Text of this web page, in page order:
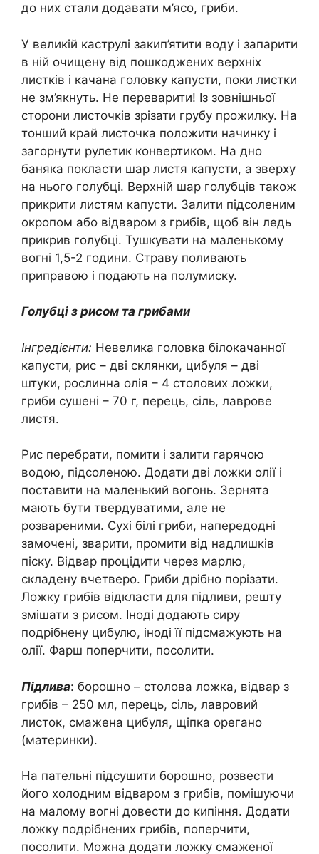
до них стали додавати м’ясо, гриби.
У великій каструлі закип’ятити воду і запарити
в ній очищену від пошкоджених верхніх
листків і качана головку капусти, поки листки
не зм’якнуть. Не переварити! Із зовнішньої
сторони листочків зрізати грубу прожилку. На
тонший край листочка положити начинку і
загорнути рулетик конвертиком. На дно
баняка покласти шар листя капусти, а зверху
на нього голубці. Верхній шар голубців також
прикрити листям капусти. Залити підсоленим
окропом або відваром з грибів, щоб він ледь
прикрив голубці. Тушкувати на маленькому
вогні 1,5-2 години. Страву поливають
приправою і подають на полумиску.
Голубці з рисом та грибами
Інгредієнти: Невелика головка білокачанної
капусти, рис – дві склянки, цибуля – дві
штуки, рослинна олія – 4 столових ложки,
гриби сушені – 70 г, перець, сіль, лаврове
листя.
Рис перебрати, помити і залити гарячою
водою, підсоленою. Додати дві ложки олії і
поставити на маленький вогонь. Зернята
мають бути твердуватими, але не
розвареними. Сухі білі гриби, напередодні
замочені, зварити, промити від надлишків
піску. Відвар процідити через марлю,
складену вчетверо. Гриби дрібно порізати.
Ложку грибів відкласти для підливи, решту
змішати з рисом. Іноді додають сиру
подрібнену цибулю, іноді її підсмажують на
олії. Фарш поперчити, посолити.
Підлива: борошно – столова ложка, відвар з
грибів – 250 мл, перець, сіль, лавровий
листок, смажена цибуля, щіпка орегано
(материнки).
На пательні підсушити борошно, розвести
його холодним відваром з грибів, помішуючи
на малому вогні довести до кипіння. Додати
ложку подрібнених грибів, поперчити,
посолити. Можна додати ложку смаженої